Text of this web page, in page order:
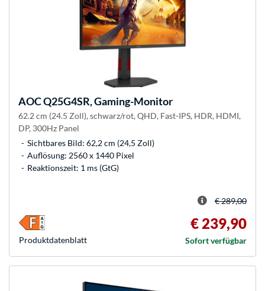
AOCQ25G4SR, Gaming-Monitor
62.2 cm (24.5 Zoll), schwarz/rot, QHD, Fast-IPS, HDR, HDMI,
DP, 300Hz Panel
Sichtbares Bild: 62,2 cm (24,5 Zoll)
Auflösung: 2560 x 1440 Pixel
Reaktionszeit: 1 ms (GtG)
€ 289,00
€ 239,90
Sofort verfügbar
Produkt­datenblatt